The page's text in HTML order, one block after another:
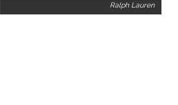
Ralph Lauren